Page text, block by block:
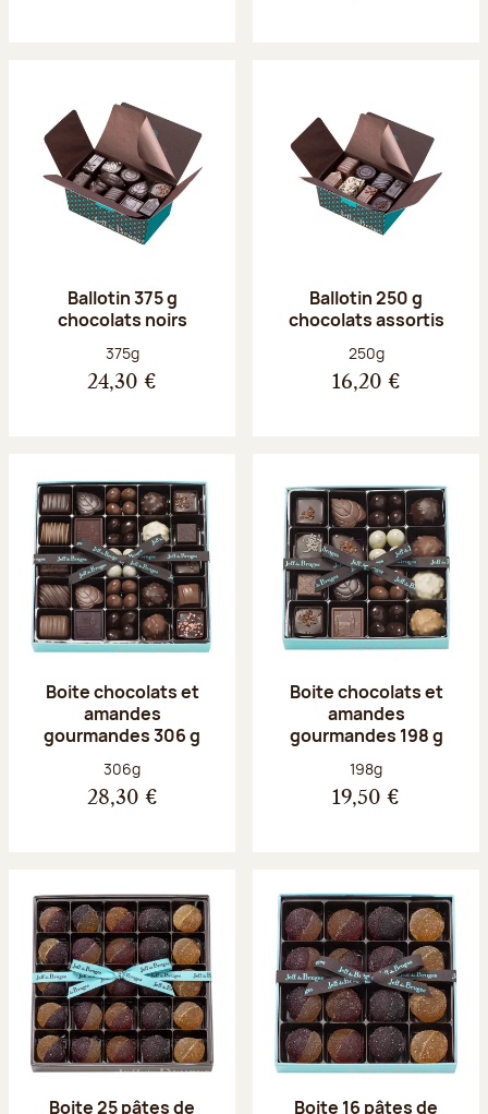
Ballotin 375 g
chocolats noirs
Poids net :
375g
24,30 €
Ballotin 250 g
chocolats assortis
Poids net :
250g
16,20 €
Boite chocolats et
amandes
gourmandes 306 g
Poids net :
306g
28,30 €
Boite chocolats et
amandes
gourmandes 198 g
Poids net :
198g
19,50 €
Boite 25 pâtes de Boite 16 pâtes de